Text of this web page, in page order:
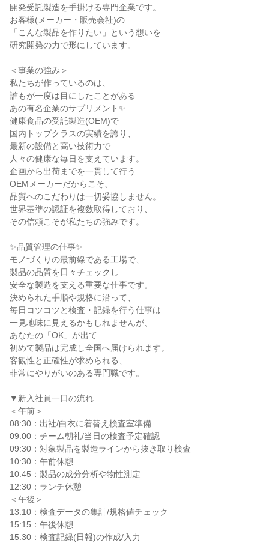
開発受託製造を手掛ける専門企業です。
お客様(メーカー・販売会社)の
「こんな製品を作りたい」という想いを
研究開発の力で形にしています。
＜事業の強み＞
私たちが作っているのは、
誰もが一度は目にしたことがある
あの有名企業のサプリメント✨
健康食品の受託製造(OEM)で
国内トップクラスの実績を誇り、
最新の設備と高い技術力で
人々の健康な毎日を支えています。
企画から出荷までを一貫して行う
OEMメーカーだからこそ、
品質へのこだわりは一切妥協しません。
世界基準の認証を複数取得しており、
その信頼こそが私たちの強みです。
✨品質管理の仕事✨
モノづくりの最前線である工場で、
製品の品質を日々チェックし
安全な製造を支える重要な仕事です。
決められた手順や規格に沿って、
毎日コツコツと検査・記録を行う仕事は
一見地味に見えるかもしれませんが、
あなたの「OK」が出て
初めて製品は完成し全国へ届けられます。
客観性と正確性が求められる、
非常にやりがいのある専門職です。
▼新入社員一日の流れ
＜午前＞
08:30：出社/白衣に着替え検査室準備
09:00：チーム朝礼/当日の検査予定確認
09:30：対象製品を製造ラインから抜き取り検査
10:30：午前休憩
10:45：製品の成分分析や物性測定
12:30：ランチ休憩
＜午後＞
13:10：検査データの集計/規格値チェック
15:15：午後休憩
15:30：検査記録(日報)の作成/入力